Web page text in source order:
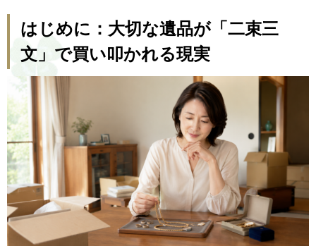
はじめに：大切な遺品が「二束三
文」で買い叩かれる現実